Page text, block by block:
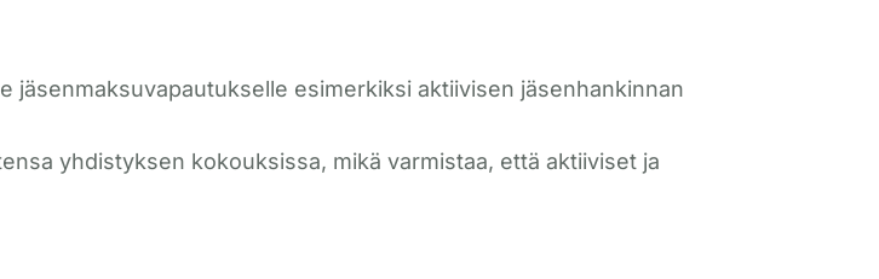
jäsenmaksuvapautukselle esimerkiksi aktiivisen jäsenhankinnan
yhdistyksen kokouksissa, mikä varmistaa, että aktiiviset ja